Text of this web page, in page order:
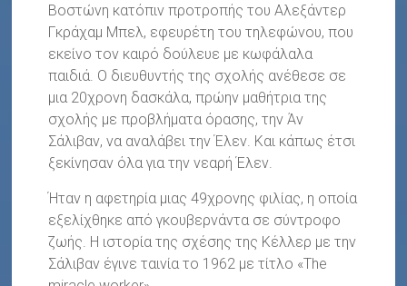
Βοστώνη κατόπιν προτροπής του Αλεξάντερ
Γκράχαμ Μπελ, εφευρέτη του τηλεφώνου, που
εκείνο τον καιρό δούλευε με κωφάλαλα
παιδιά. Ο διευθυντής της σχολής ανέθεσε σε
μια 20χρονη δασκάλα, πρώην μαθήτρια της
σχολής με προβλήματα όρασης, την Άν
Σάλιβαν, να αναλάβει την Έλεν. Και κάπως έτσι
ξεκίνησαν όλα για την νεαρή Έλεν.
Ήταν η αφετηρία μιας 49χρονης φιλίας, η οποία
εξελίχθηκε από γκουβερνάντα σε σύντροφο
ζωής. Η ιστορία της σχέσης της Κέλλερ με την
Σάλιβαν έγινε ταινία το 1962 με τίτλο «The